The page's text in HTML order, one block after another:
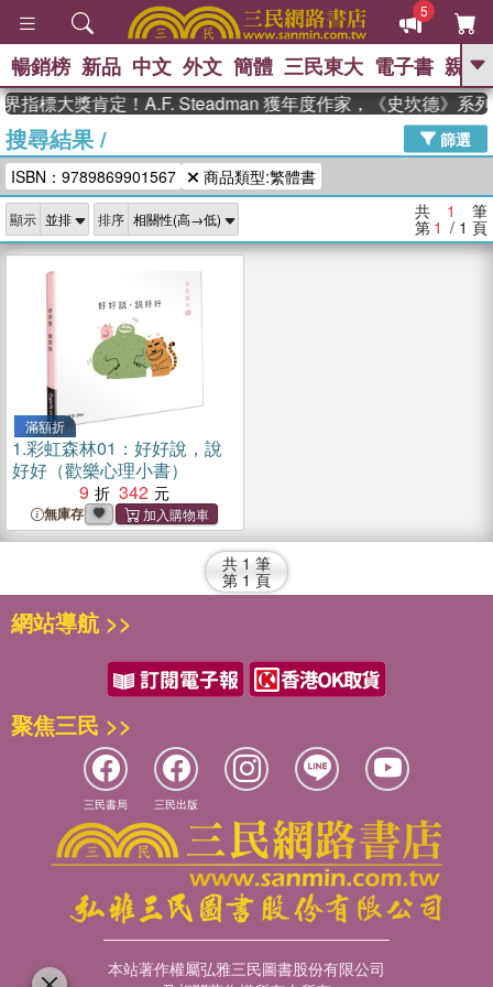
5
GO
The Odyssey 、
父親節 、 如果歷史是一群喵 、 暑期
推薦 、 國際布克獎 臺灣漫遊錄
念華 、 台灣的李登輝時代 、 數學女
孩：黎曼猜想
偉大的迷走神經
暢銷榜 新品 中文 外文 簡體 三民東大 電子書 親子
指標大獎肯定！A.F. Steadman 獲年度作家，《史坎德》系
搜尋結果/
篩選
ISBN：9789869901567
商品類型:繁體書
顯示 排序 共 1 筆
第 1 / 1 頁
滿額折
1.彩虹森林01：好好說，說
好好（歡樂心理小書）
9
342
無庫存
共 1 筆
第 1 頁
網站導航 >>
聚焦三民 >>
三民書局 三民出版
本站著作權屬弘雅三民圖書股份有限公司